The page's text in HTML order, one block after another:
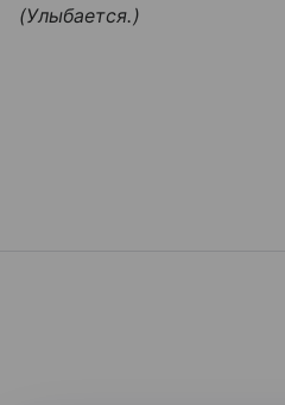
(Улыбается.)